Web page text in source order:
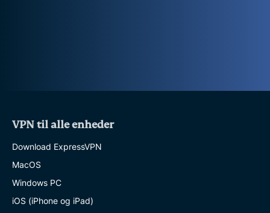
VPN til alle enheder
Download ExpressVPN
MacOS
Windows PC
iOS (iPhone og iPad)